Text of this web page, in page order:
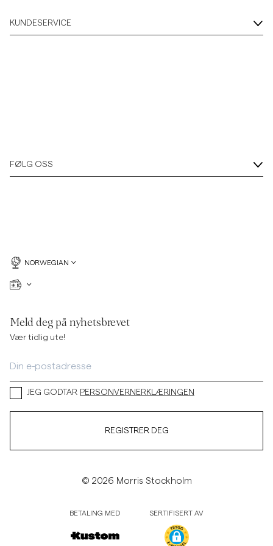
KUNDESERVICE
FØLG OSS
NORWEGIAN
Meld deg på nyhetsbrevet
Vær tidlig ute!
JEG GODTAR PERSONVERNERKLÆRINGEN
REGISTRER DEG
© 2026 Morris Stockholm
BETALING MED SERTIFISERT AV